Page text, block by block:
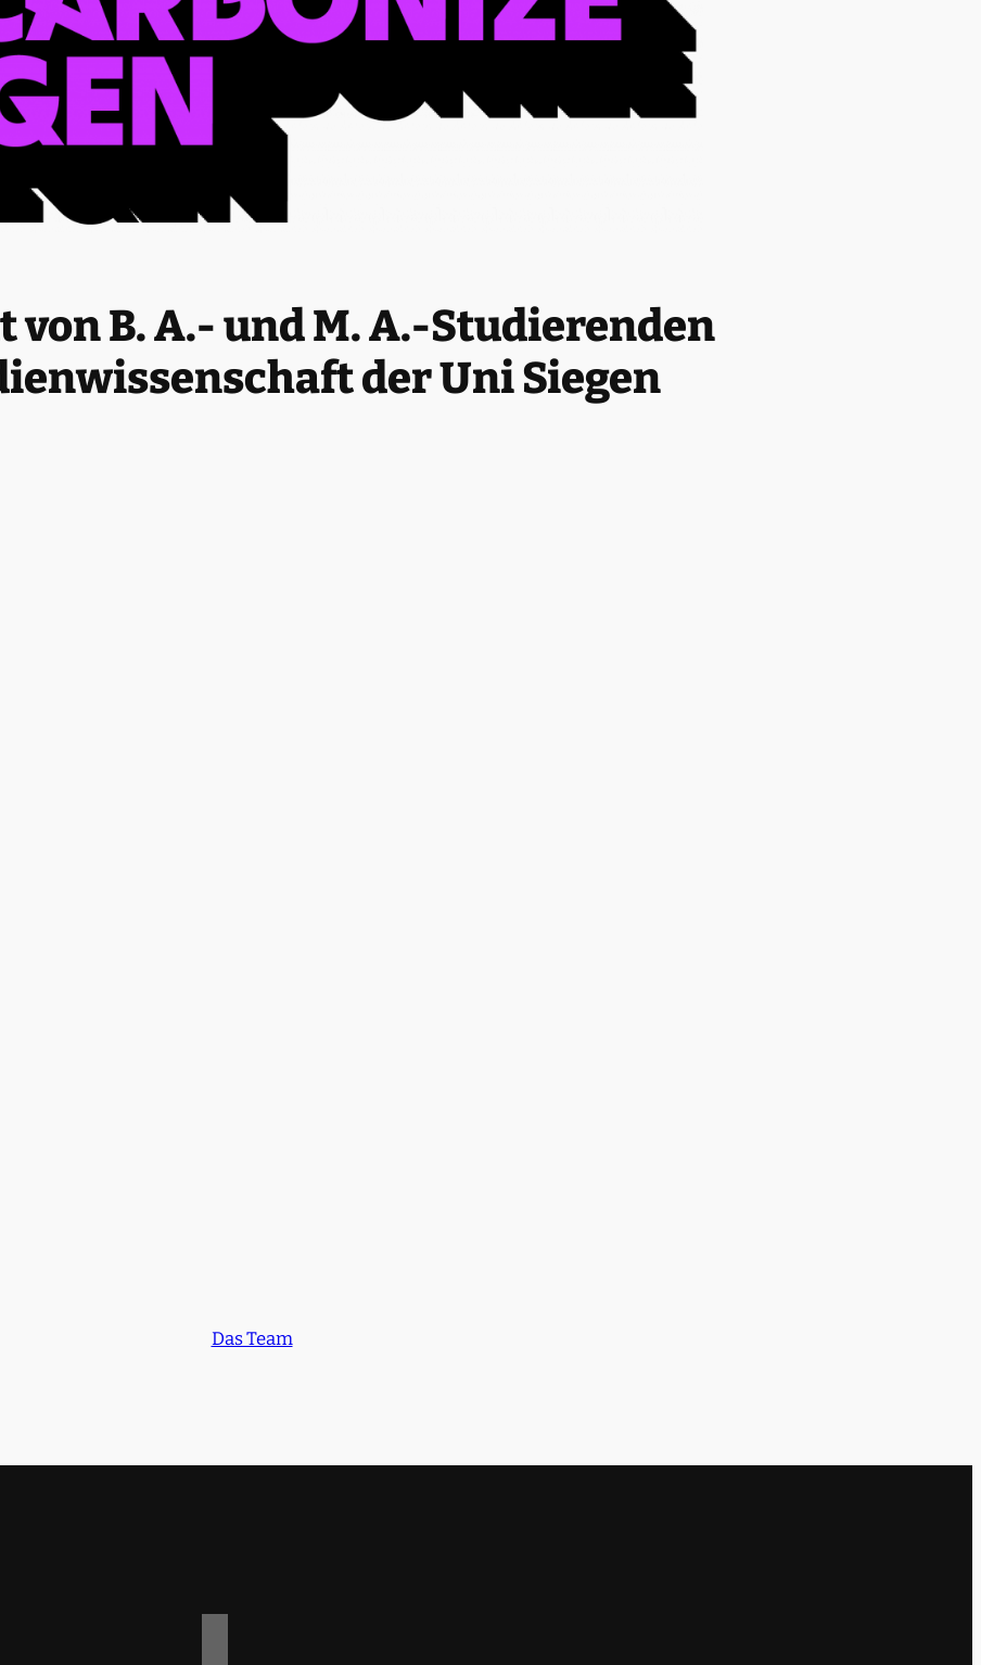
von B. A.- und M. A.-Studierenden
der Uni Siegen
Das Team